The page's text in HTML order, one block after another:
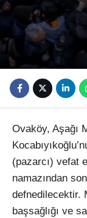
Ovaköy, Aşağı
(pazarcı) vefat
namazından
defnedilecektir.
başsağlığı ve